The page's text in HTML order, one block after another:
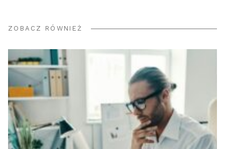
ZOBACZ RÓWNIEŻ